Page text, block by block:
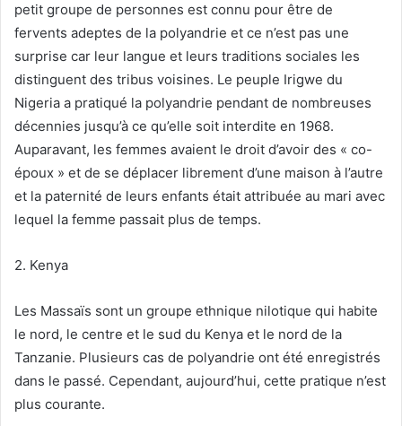
petit groupe de personnes est connu pour être de
fervents adeptes de la polyandrie et ce n’est pas une
surprise car leur langue et leurs traditions sociales les
distinguent des tribus voisines. Le peuple Irigwe du
Nigeria a pratiqué la polyandrie pendant de nombreuses
décennies jusqu’à ce qu’elle soit interdite en 1968.
Auparavant, les femmes avaient le droit d’avoir des « co-
époux » et de se déplacer librement d’une maison à l’autre
et la paternité de leurs enfants était attribuée au mari avec
lequel la femme passait plus de temps.
2. Kenya
Les Massaïs sont un groupe ethnique nilotique qui habite
le nord, le centre et le sud du Kenya et le nord de la
Tanzanie. Plusieurs cas de polyandrie ont été enregistrés
dans le passé. Cependant, aujourd’hui, cette pratique n’est
plus courante.